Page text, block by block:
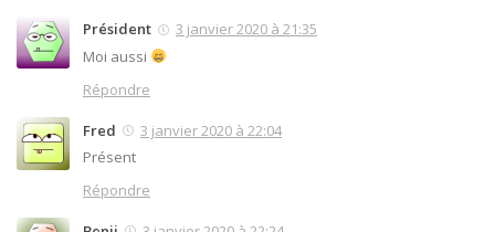
Président
3 janvier 2020 à 21:35
Moi aussi
Répondre
Fred
3 janvier 2020 à 22:04
Présent
Répondre